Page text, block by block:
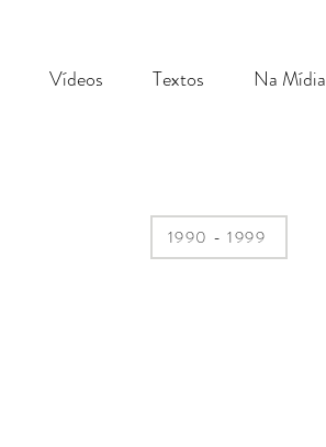
Vídeos Textos Na Mídia
1990 - 1999